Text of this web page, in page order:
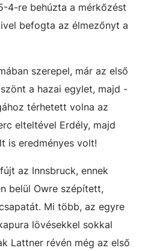
4-re behúzta a mérkőzést
befogta az élmezőnyt a
szerepel, már az első
a hazai egylet, majd -
térhetett volna az
elteltével Erdély, majd
is eredményes volt!
az Innsbruck, ennek
belül Owre szépített,
Mi több, az egyre
lövésekkel sokkal
Lattner révén még az első